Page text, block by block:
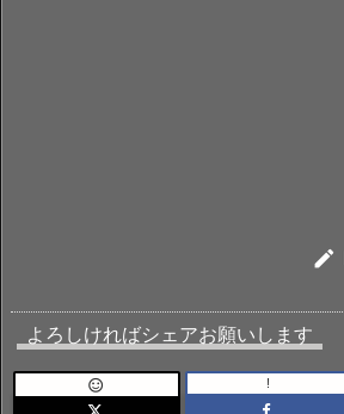

よろしければシェアお願いします
 !